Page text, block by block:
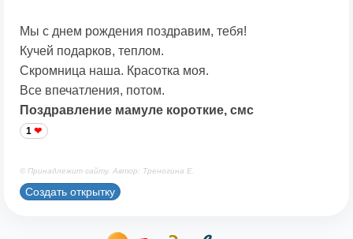
Мы с днем рождения поздравим, тебя!
Кучей подарков, теплом.
Скромница наша. Красотка моя.
Все впечатления, потом.
Поздравление мамуле короткие, смс
1
© Принадлежит сайту. Автор: Треногина Е.
Создать открытку